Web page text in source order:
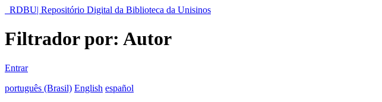
RDBU| Repositório Digital da Biblioteca da Unisinos
Filtrador por: Autor
Entrar
português (Brasil) English español